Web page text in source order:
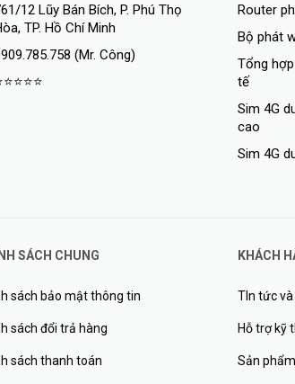
12 Lũy Bán Bích, P. Phú Thọ
TP. Hồ Chí Minh
(Mr. Công)
Router
Bộ phát
Tổng
tế
Sim 4G
cao
Sim 4G
SÁCH CHUNG
sách bảo mật thông tin
sách đổi trả hàng
sách thanh toán
KHÁCH
TIn tức
Hỗ trợ kỹ
Sản phẩm